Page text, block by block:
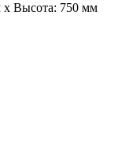
Высота: 750 мм